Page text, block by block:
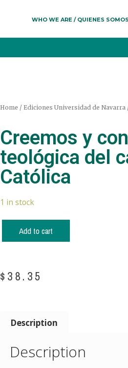
WHO WE ARE / QUIENES SOMOS
Home / Ediciones Universidad de Navarra
Creemos y
teológica del
Católica
1 in stock
Add to cart
$ 38.35
Description
Description